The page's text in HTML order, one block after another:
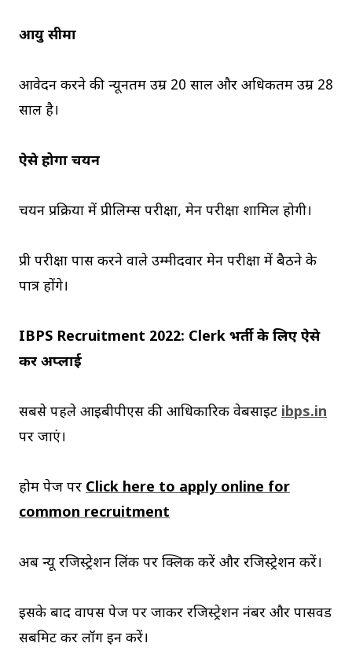
आयु सीमा
आवेदन करने की न्यूनतम उम्र 20 साल और अधिकतम उम्र 28
साल है।
ऐसे होगा चयन
चयन प्रक्रिया में प्रीलिम्स परीक्षा, मेन परीक्षा शामिल होगी।
प्री परीक्षा पास करने वाले उम्मीदवार मेन परीक्षा में बैठने के
पात्र होंगे।
IBPS Recruitment 2022: Clerk भर्ती के लिए ऐसे
करें अप्लाई
सबसे पहले आईबीपीएस की आधिकारिक वेबसाइट ibps.in
पर जाएं।
होम पेज पर Click here to apply online for
common recruitment
अब न्यू रजिस्ट्रेशन लिंक पर क्लिक करें और रजिस्ट्रेशन करें।
इसके बाद वापस पेज पर जाकर रजिस्ट्रेशन नंबर और पासवर्ड
सबमिट कर लॉग इन करें।